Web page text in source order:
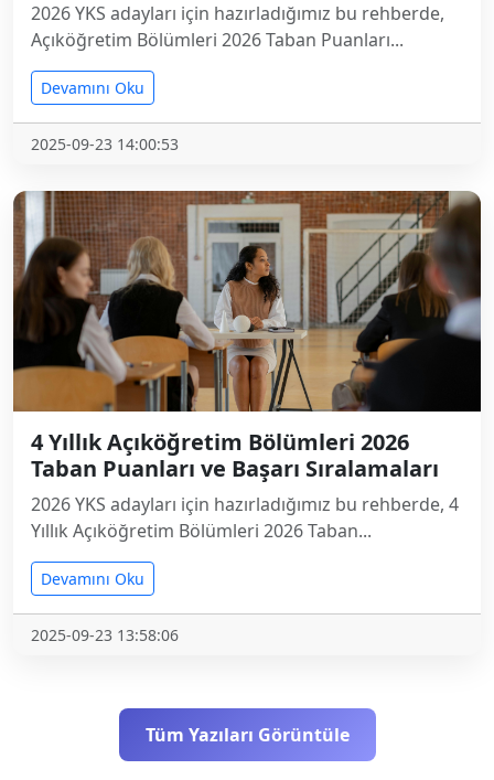
2026 YKS adayları için hazırladığımız bu rehberde,
Açıköğretim Bölümleri 2026 Taban Puanları...
Devamını Oku
2025-09-23 14:00:53
4 Yıllık Açıköğretim Bölümleri 2026
Taban Puanları ve Başarı Sıralamaları
2026 YKS adayları için hazırladığımız bu rehberde, 4
Yıllık Açıköğretim Bölümleri 2026 Taban...
Devamını Oku
2025-09-23 13:58:06
Tüm Yazıları Görüntüle